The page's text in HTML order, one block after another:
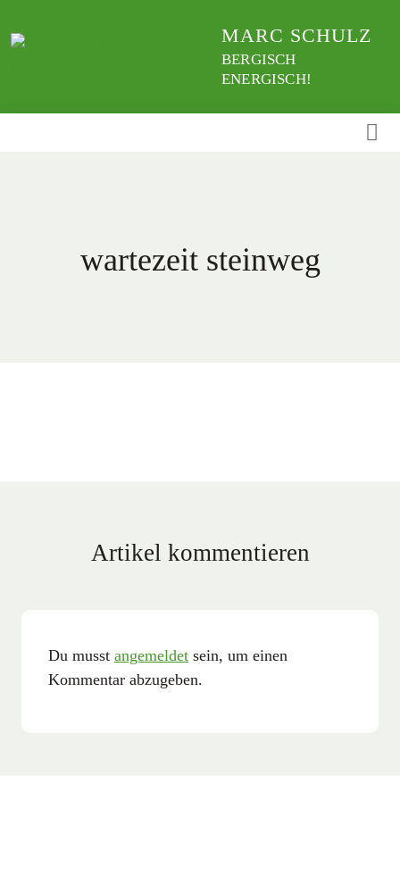
zum
MARC SCHULZ
BERGISCH
ENERGISCH!
wartezeit steinweg
Artikel kommentieren
Du musst angemeldet sein, um einen
Kommentar abzugeben.